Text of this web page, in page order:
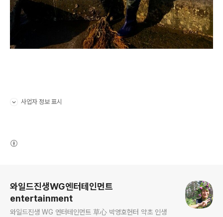
사업자 정보 표시
와일드진생WG엔터테인먼트
entertainment
와일드진생 WG 엔터테인먼트 草心 박영호헌터 약초 인생